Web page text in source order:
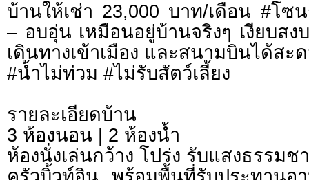
บ้านให้เช่า 23,000 บาท/เดือน #โซ
– อบอุ่น เหมือนอยู่บ้านจริงๆ เงียบส
เดินทางเข้าเมือง และสนามบินได้สะ
#น้ำไม่ท่วม #ไม่รับสัตว์เลี้ยง
รายละเอียดบ้าน
3 ห้องนอน | 2 ห้องน้ำ
ห้องนั่งเล่นกว้าง โปร่ง รับแสงธรรมช